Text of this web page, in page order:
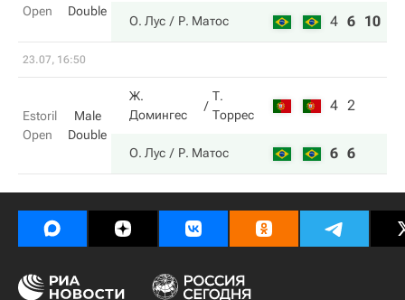
Open
Double
О. Лус Р. Матос 4 6 10
23.07, 16:50
Estoril
Open
Male
Double
Ж.
Домингес
Т.
Торрес
4 2
О. Лус Р. Матос 6 6